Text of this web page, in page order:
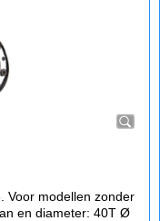
Voor modellen zonder
en diameter: 40T Ø